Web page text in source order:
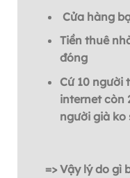
Cửa hàng
Tiền thuê
đóng
Cứ 10 người
internet còn
người già ko
=> Vậy lý do gì